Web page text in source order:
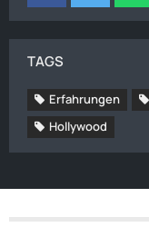
TAGS
Erfahrungen
Hollywood